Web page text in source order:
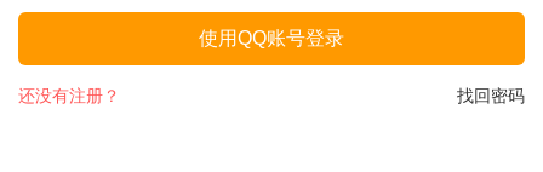
使用QQ账号登录
找回密码
还没有注册？